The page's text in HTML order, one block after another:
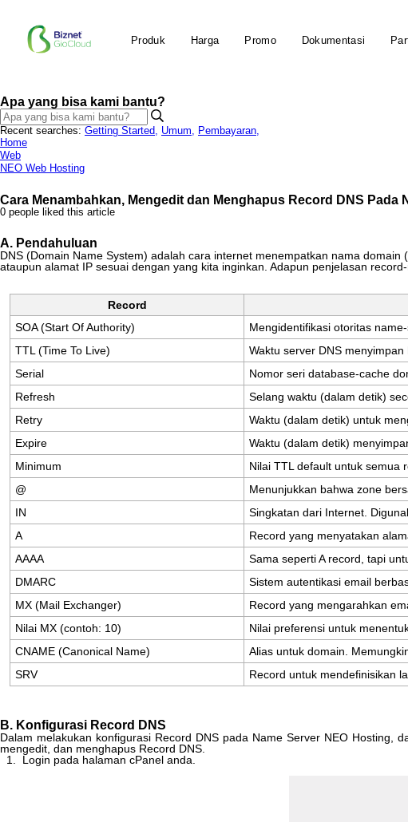
Produk Harga Promo Dokumentasi
Apa yang bisa kami bantu?
Recent searches: Getting Started, Umum, Pembayaran,
Home
Web
NEO Web Hosting
Cara Menambahkan, Mengedit dan Menghapus Record DNS Pada
0 people liked this article
A. Pendahuluan
DNS (Domain Name System) adalah cara internet menempatkan nama domain (
ataupun alamat IP sesuai dengan yang kita inginkan Adapun penjelasan record-
Record
SOA (Start Of Authority) Mengidentifikasi otoritas name-
TTL (Time To Live) Waktu server DNS menyimpan
Serial
Nomor seri database-cache
Refresh
Selang waktu (dalam detik)
Retry
Waktu (dalam detik) untuk
Expire
Waktu (dalam detik)
Minimum
Nilai TTL default untuk semua
@
Menunjukkan bahwa zone
IN
Singkatan dari Internet.
A
Record yang menyatakan
AAAA
Sama seperti A record, tapi
DMARC
Sistem autentikasi email
MX (Mail Exchanger) Record yang mengarahkan
Nilai MX (contoh: 10) Nilai preferensi untuk
CNAME (Canonical Name) Alias untuk domain.
SRV
Record untuk mendefinisikan
B. Konfigurasi Record DNS
Dalam melakukan konfigurasi Record DNS pada Name Server NEO Hosting,
mengedit, dan menghapus Record DNS.
1. Login pada halaman cPanel anda.